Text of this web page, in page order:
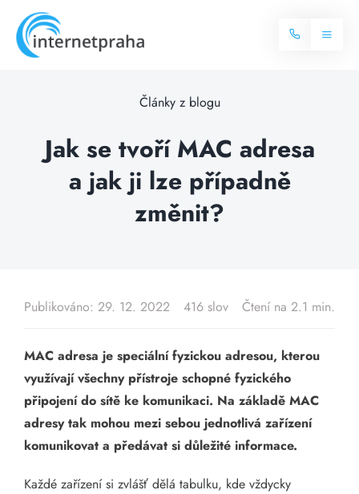
content
Toggle
Internet
Balíčky internetu
Více o internetu
Televize
Články z blogu
Jak se tvoří MAC adresa
a jak ji lze případně
změnit?
Publikováno: 29. 12. 2022 416 slov Čtení na 2.1 min.
MAC adresa je speciální fyzickou adresou, kterou
využívají všechny přístroje schopné fyzického
připojení do sítě ke komunikaci. Na základě MAC
adresy tak mohou mezi sebou jednotlivá zařízení
komunikovat a předávat si důležité informace.
Každé zařízení si zvlášť dělá tabulku, kde vždycky